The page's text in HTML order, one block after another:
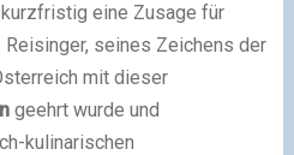
eine Zusage für
seines Zeichens der
mit dieser
geehrt wurde und
kulinarischen